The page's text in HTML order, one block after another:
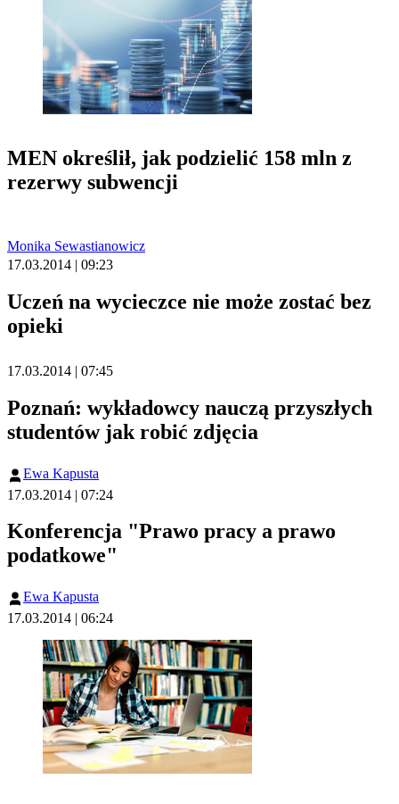
MEN określił, jak podzielić 158 mln z
rezerwy subwencji
Monika Sewastianowicz
17.03.2014 | 09:23
Uczeń na wycieczce nie może zostać bez
opieki
17.03.2014 | 07:45
Poznań: wykładowcy nauczą przyszłych
studentów jak robić zdjęcia
Ewa Kapusta
17.03.2014 | 07:24
Konferencja "Prawo pracy a prawo
podatkowe"
Ewa Kapusta
17.03.2014 | 06:24